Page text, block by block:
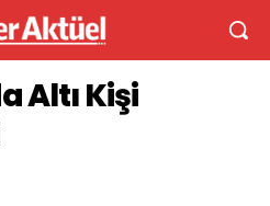
Altı Kişi